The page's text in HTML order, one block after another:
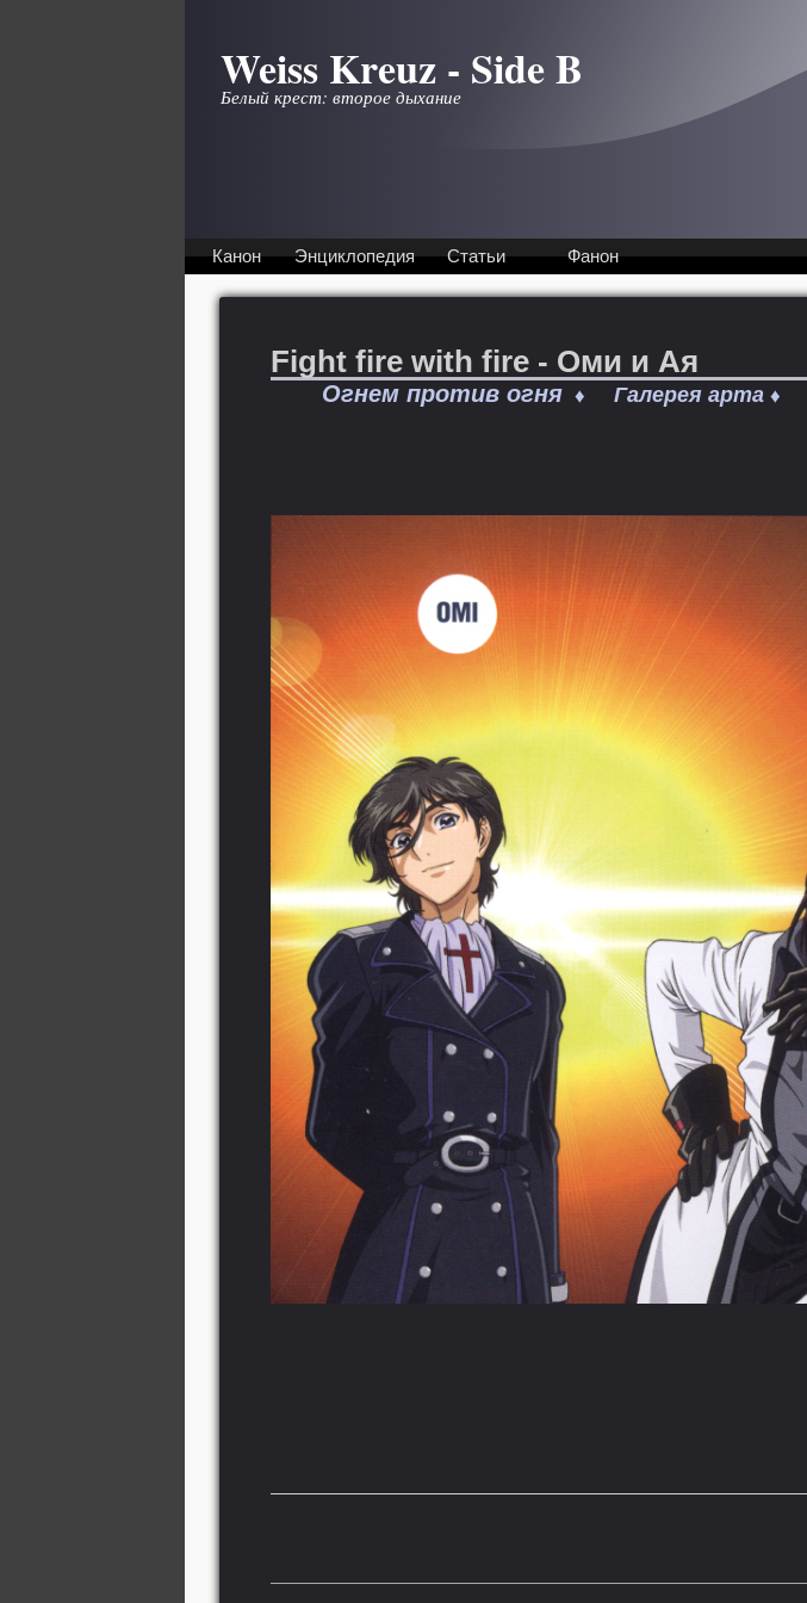
Weiss Kreuz - Side B
Белый крест: второе дыхание
Канон Энциклопедия Статьи Фанон
Fight fire with fire - Оми и Ая
Огнем против огня ♦ Галерея арта ♦